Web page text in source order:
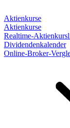
Aktienkurse
Aktienkurse
Realtime-
Dividendenkalender
Online-Broker-